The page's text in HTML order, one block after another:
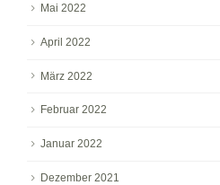
Mai 2022
April 2022
März 2022
Februar 2022
Januar 2022
Dezember 2021